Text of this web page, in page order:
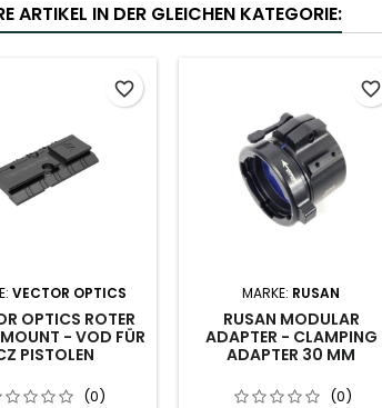
ARTIKEL IN DER GLEICHEN KATEGORIE:
VECTOR OPTICS
OPTICS ROTER
- VOD FÜR
PISTOLEN
(0)
favorite_border
MARKE: RUSAN
RUSAN MODULAR
ADAPTER - CLAMPING
ADAPTER 30 MM
(0)
favorite_border